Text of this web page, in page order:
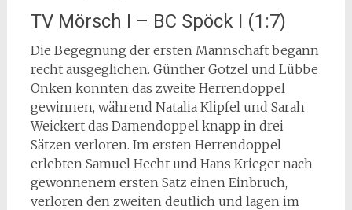
TV Mörsch I – BC Spöck I (1:7)
Die Begegnung der ersten Mannschaft begann
recht ausgeglichen. Günther Gotzel und Lübbe
Onken konnten das zweite Herrendoppel
gewinnen, während Natalia Klipfel und Sarah
Weickert das Damendoppel knapp in drei
Sätzen verloren. Im ersten Herrendoppel
erlebten Samuel Hecht und Hans Krieger nach
gewonnenem ersten Satz einen Einbruch,
verloren den zweiten deutlich und lagen im